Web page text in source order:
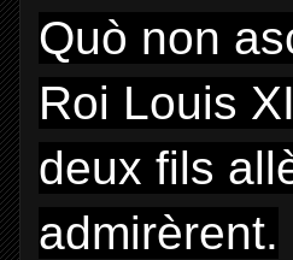
Quò non
Roi Louis
deux fils
admirèrent.